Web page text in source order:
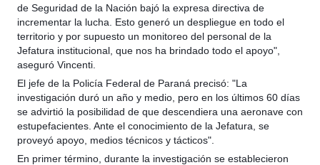
de Seguridad de la Nación bajó la expresa directiva de
incrementar la lucha. Esto generó un despliegue en todo el
territorio y por supuesto un monitoreo del personal de la
Jefatura institucional, que nos ha brindado todo el apoyo",
aseguró Vincenti.
El jefe de la Policía Federal de Paraná precisó: "La
investigación duró un año y medio, pero en los últimos 60 días
se advirtió la posibilidad de que descendiera una aeronave con
estupefacientes. Ante el conocimiento de la Jefatura, se
proveyó apoyo, medios técnicos y tácticos".
En primer término, durante la investigación se establecieron